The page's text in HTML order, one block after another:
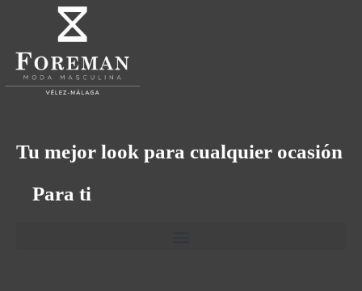
Tu mejor look para cualquier ocasión
Para ti